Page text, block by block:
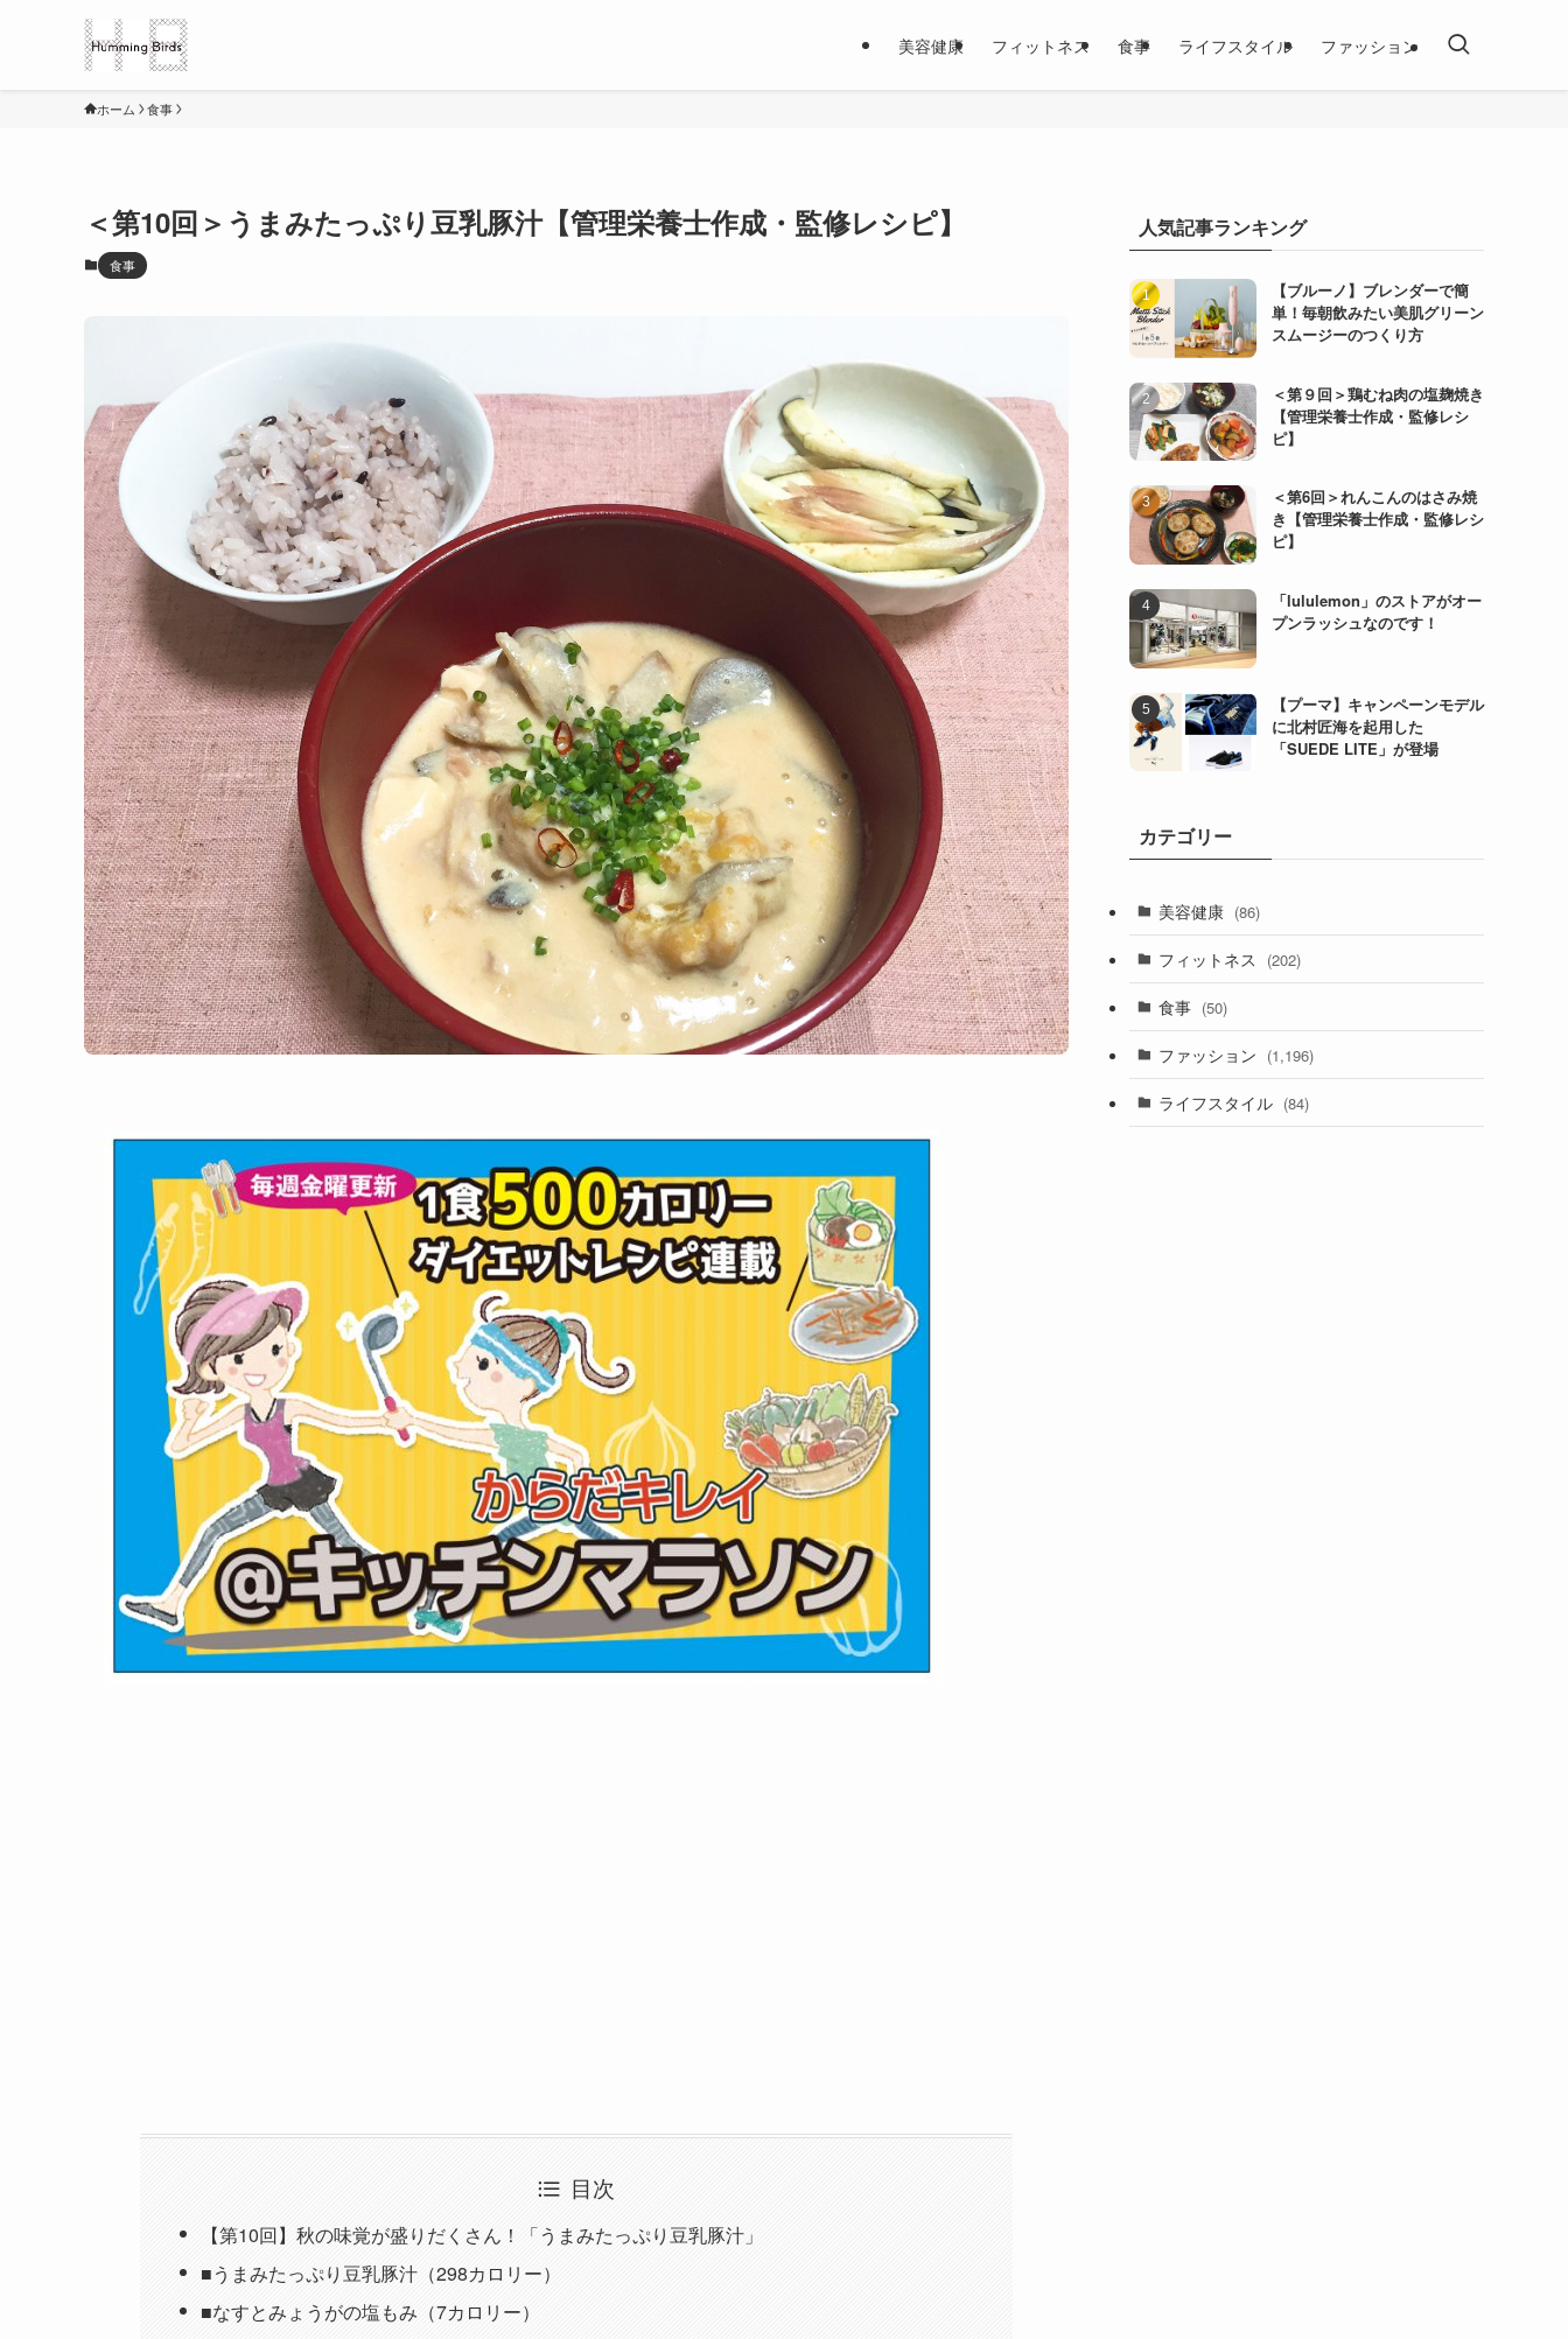
美容健康 フィットネス 食事 ライフスタイル ファッション
ホーム 食事
＜第10回＞うまみたっぷり豆乳豚汁【管理栄養士作成・監修レシピ】
食事
目次
【第10回】秋の味覚が盛りだくさん！「うまみたっぷり豆乳豚汁」
■うまみたっぷり豆乳豚汁（298カロリー）
■なすとみょうがの塩もみ（7カロリー）
人気記事ランキング
【ブルーノ】ブレンダーで簡
単！毎朝飲みたい美肌グリーン
スムージーのつくり方
＜第９回＞鶏むね肉の塩麹焼き
【管理栄養士作成・監修レシ
ピ】
＜第6回＞れんこんのはさみ焼
き【管理栄養士作成・監修レシ
ピ】
「lululemon」のストアがオー
プンラッシュなのです！
【プーマ】キャンペーンモデル
に北村匠海を起用した
「SUEDE LITE」が登場
カテゴリー
美容健康 (86)
フィットネス (202)
食事 (50)
ファッション (1,196)
ライフスタイル (84)